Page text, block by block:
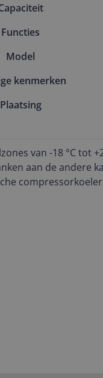
Functies
Model
kenmerken
Plaatsing
van -18 °C tot
aan de andere